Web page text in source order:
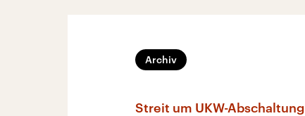
Archiv
Streit um UKW-Abschaltung